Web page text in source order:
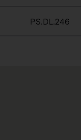
PS.DL.246